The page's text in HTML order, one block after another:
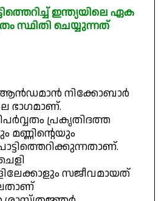
ഇന്ത്യയിലെ ഏക
സ്ഥിതി ചെയ്യുന്നത്
ആൻഡമാൻ നിക്കോബാർ
ഭാഗമാണ്.
പ്രകൃതിദത്ത
സജീവമായത്